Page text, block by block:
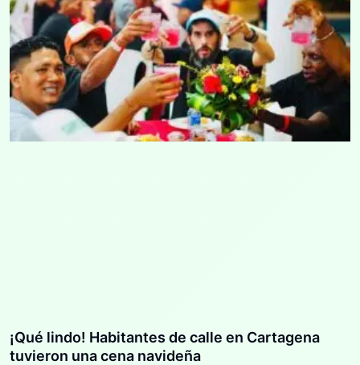
¡Qué lindo! Habitantes de calle en Cartagena
tuvieron una cena navideña